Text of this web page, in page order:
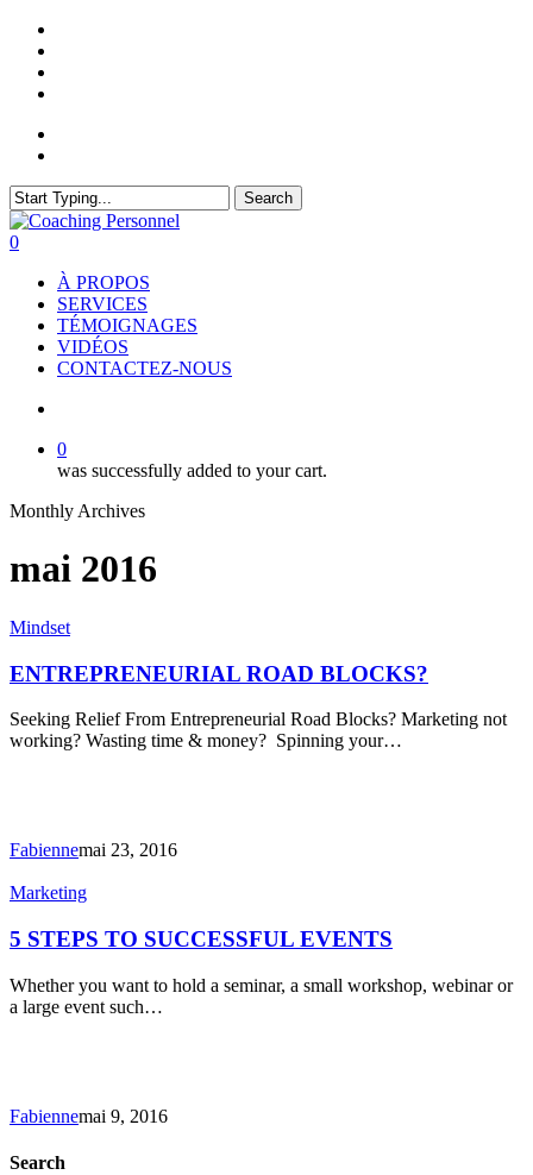
Skip
main
content
Search
Close
Search
search
0
À PROPOS
SERVICES
TÉMOIGNAGES
VIDÉOS
CONTACTEZ-NOUS
0
was successfully added to your cart.
Monthly Archives
mai 2016
ENTREPRENEURIAL
BLOCKS?
Mindset
ENTREPRENEURIAL ROAD BLOCKS?
Seeking Relief From Entrepreneurial Road Blocks? Marketing not
working? Wasting time & money? Spinning your…
Fabiennemai 23, 2016
5
TO
SUCCESSFUL
EVENTS
Marketing
5 STEPS TO SUCCESSFUL EVENTS
Whether you want to hold a seminar, a small workshop, webinar or
a large event such…
Fabiennemai 9, 2016
Search